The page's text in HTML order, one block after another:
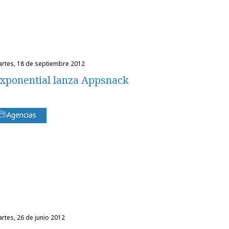
18 de septiembre 2012
lanza Appsnack
Agencias
26 de junio 2012